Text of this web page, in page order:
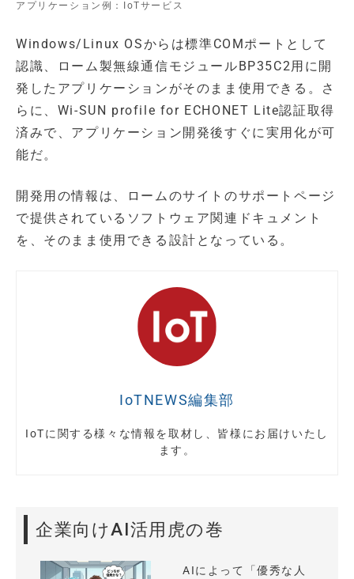
アプリケーション例：IoTサービス
Windows/Linux OSからは標準COMポートとして
認識、ローム製無線通信モジュールBP35C2用に開
発したアプリケーションがそのまま使用できる。さ
らに、Wi-SUN profile for ECHONET Lite認証取得
済みで、アプリケーション開発後すぐに実用化が可
能だ。
開発用の情報は、ロームのサイトのサポートページ
で提供されているソフトウェア関連ドキュメント
を、そのまま使用できる設計となっている。
IoTNEWS編集部
IoTに関する様々な情報を取材し、皆様にお届けいたし
ます。
企業向けAI活用虎の巻
AIによって「優秀な人